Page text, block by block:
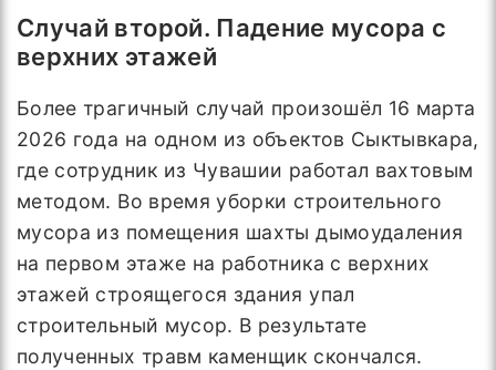
Случай второй. Падение мусора с
верхних этажей
Более трагичный случай произошёл 16 марта
2026 года на одном из объектов Сыктывкара,
где сотрудник из Чувашии работал вахтовым
методом. Во время уборки строительного
мусора из помещения шахты дымоудаления
на первом этаже на работника с верхних
этажей строящегося здания упал
строительный мусор. В результате
полученных травм каменщик скончался.